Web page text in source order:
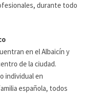
durante todo
en el Albaicín y
de la ciudad.
individual en
española, todos